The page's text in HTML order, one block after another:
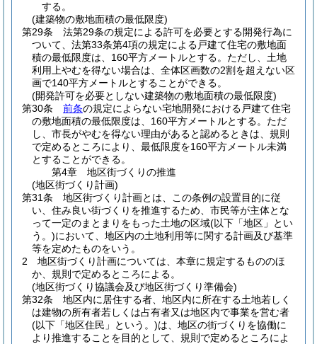
する。
(建築物の敷地面積の最低限度)
第29条
法第29条の規定による許可を必要とする開発行為に
ついて、法第33条第4項の規定による戸建て住宅の敷地面
積の最低限度は、160平方メートルとする。 ただし、土地
利用上やむを得ない場合は、全体区画数の2割を超えない区
画で140平方メートルとすることができる。
(開発許可を必要としない建築物の敷地面積の最低限度)
第30条
前条の規定によらない宅地開発における戸建て住宅
の敷地面積の最低限度は、160平方メートルとする。 ただ
し、市長がやむを得ない理由があると認めるときは、規則
で定めるところにより、最低限度を160平方メートル未満
とすることができる。
第4章
地区街づくりの推進
(地区街づくり計画)
第31条
地区街づくり計画とは、この条例の設置目的に従
い、住み良い街づくりを推進するため、市民等が主体とな
って一定のまとまりをもった土地の区域(以下「地区」とい
う。)において、地区内の土地利用等に関する計画及び基準
等を定めたものをいう。
2
地区街づくり計画については、本章に規定するもののほ
か、規則で定めるところによる。
(地区街づくり協議会及び地区街づくり準備会)
第32条
地区内に居住する者、地区内に所在する土地若しく
は建物の所有者若しくは占有者又は地区内で事業を営む者
(以下「地区住民」という。)は、地区の街づくりを協働に
より推進することを目的として、規則で定めるところによ